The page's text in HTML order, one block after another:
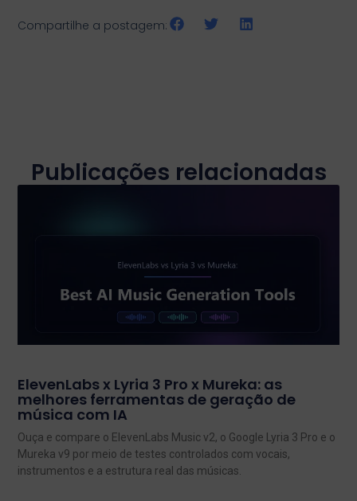
Compartilhe a postagem:
Publicações relacionadas
ElevenLabs x Lyria 3 Pro x Mureka: as
melhores ferramentas de geração de
música com IA
Ouça e compare o ElevenLabs Music v2, o Google Lyria 3 Pro e o
Mureka v9 por meio de testes controlados com vocais,
instrumentos e a estrutura real das músicas.